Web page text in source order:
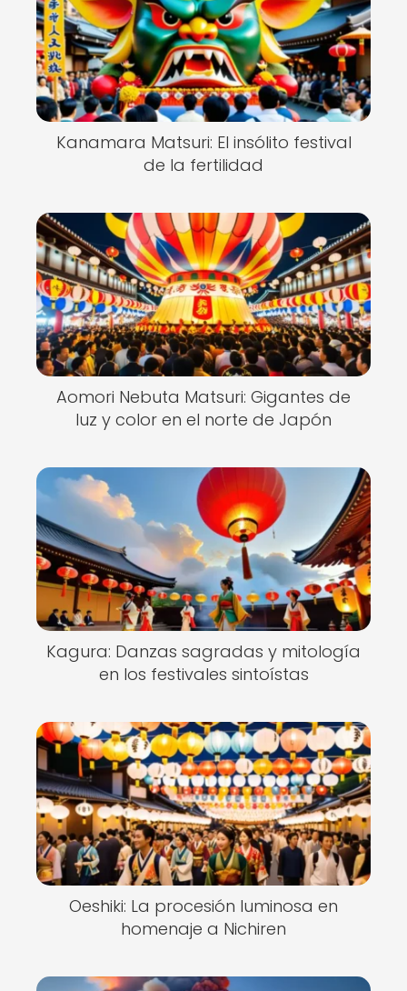
Kanamara Matsuri: El insólito festival
de la fertilidad
Aomori Nebuta Matsuri: Gigantes de
luz y color en el norte de Japón
Kagura: Danzas sagradas y mitología
en los festivales sintoístas
Oeshiki: La procesión luminosa en
homenaje a Nichiren